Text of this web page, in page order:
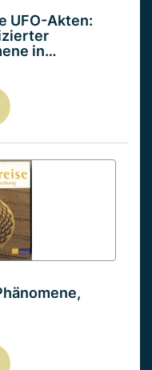
UFO-Akten:
in…